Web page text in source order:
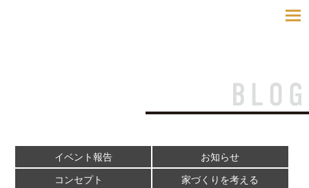
toggle
navigation
イベント報告
お知らせ
コンセプト
家づくりを考える